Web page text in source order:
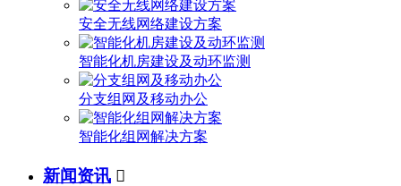
安全无线网络建设方案
智能化机房建设及动环监测
分支组网及移动办公
智能化组网解决方案
新闻资讯 